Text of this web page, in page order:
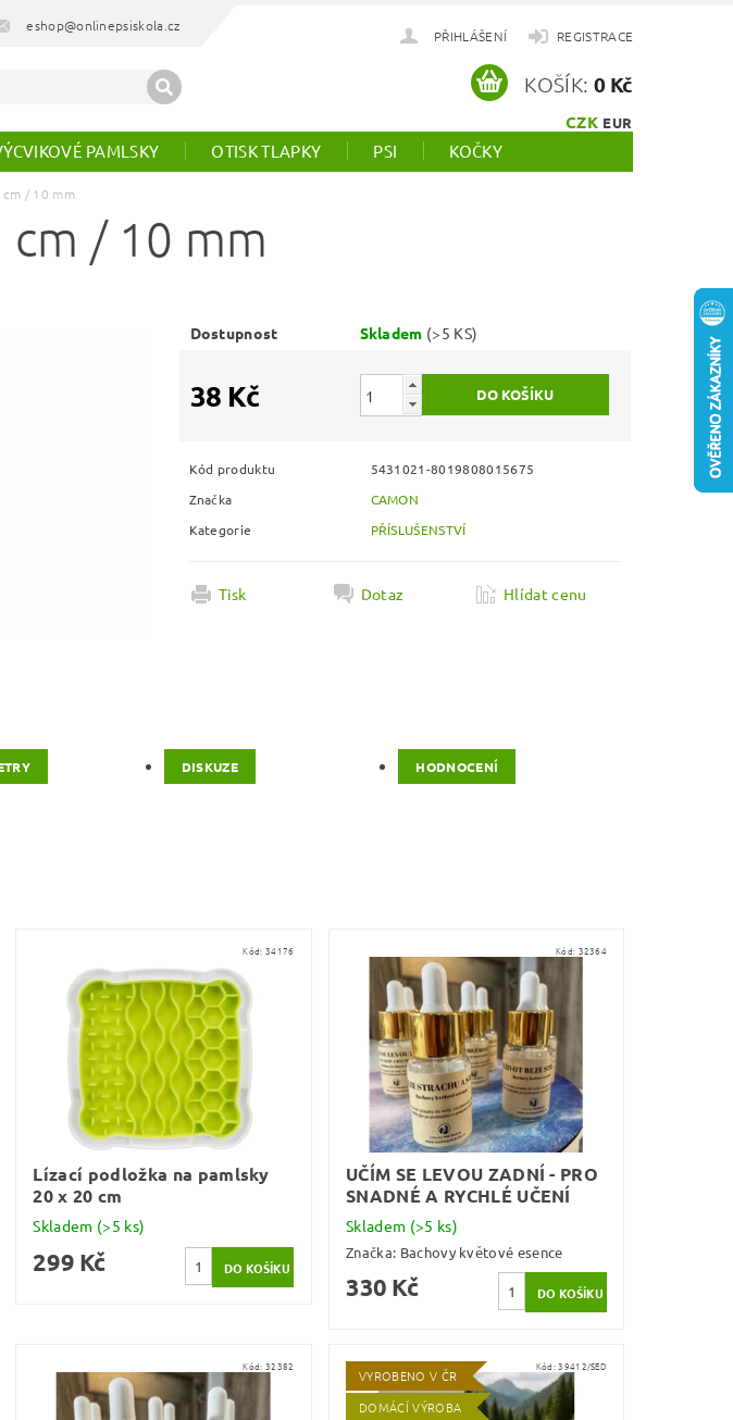
eshop@onlinepsiskola.cz
PŘIHLÁŠENÍ REGISTRACE
CZK EUR
KOŠÍK: 0 Kč
PAMLSKY OTISK TLAPKY PSI KOČKY
cm / 10 mm
cm / 10 mm
Dostupnost Skladem (>5 KS)
38 Kč
Kód produktu
5431021-8019808015675
Značka
CAMON
Kategorie
PŘÍSLUŠENSTVÍ
Tisk Dotaz Hlídat cenu
DISKUZE HODNOCENÍ
Kód: 34176
Lízací podložka na pamlsky
20 x 20 cm
Skladem (>5 ks)
299 Kč
Kód: 32364
UČÍM SE LEVOU ZADNÍ - PRO
SNADNÉ A RYCHLÉ UČENÍ
Skladem (>5 ks)
Značka: Bachovy květové esence
330 Kč
Kód: 32382
VYROBENO V ČR
DOMÁCÍ VÝROBA
Kód:39412/SED